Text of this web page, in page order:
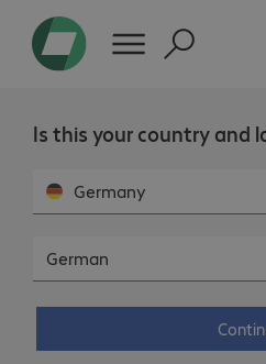
Is this your country and
Germany
German
Bechtle IT-